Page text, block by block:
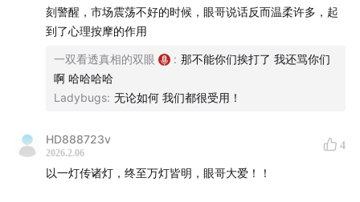
刻警醒，市场震荡不好的时候，眼哥说话反而温柔许多，起
到了心理按摩的作用
一双看透真相的双眼 : 那不能你们挨打了 我还骂你们
啊 哈哈哈哈
Ladybugs: 无论如何 我们都很受用！
HD888723v
2026.2.06
4
以一灯传诸灯，终至万灯皆明，眼哥大爱！！